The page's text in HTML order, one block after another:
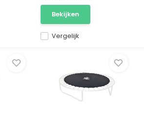
Vergelijk
Bekijken